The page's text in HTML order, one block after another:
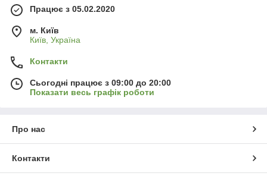
Працює з 05.02.2020
м. Київ
Київ, Україна
Контакти
Сьогодні працює з 09:00 до 20:00
Показати весь графік роботи
Про нас
Контакти